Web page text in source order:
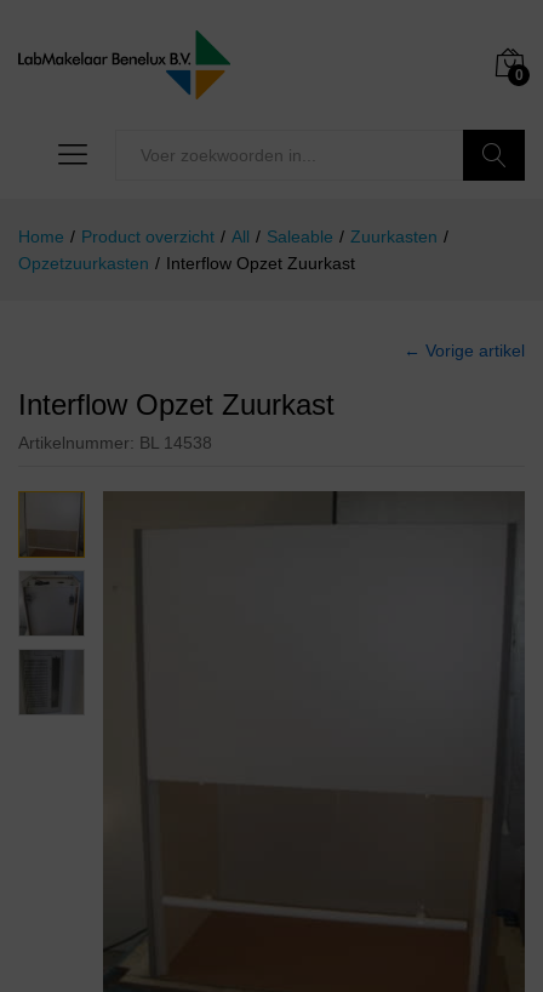
0
Home / Product overzicht / All / Saleable / Zuurkasten /
Opzetzuurkasten / Interflow Opzet Zuurkast
← Vorige artikel
Interflow Opzet Zuurkast
Artikelnummer: BL 14538